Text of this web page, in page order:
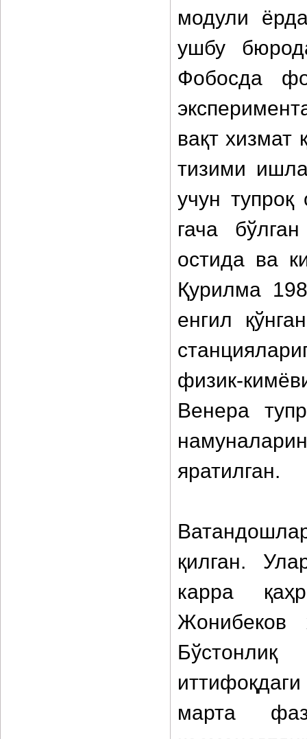
модули
ушбу
Фобосда
вақт хизмат
тизими
учун
гача
остида ва
Қурилма
енгил
физик-
Венера
яратилган.
қилган.
карра
Жонибеков
марта